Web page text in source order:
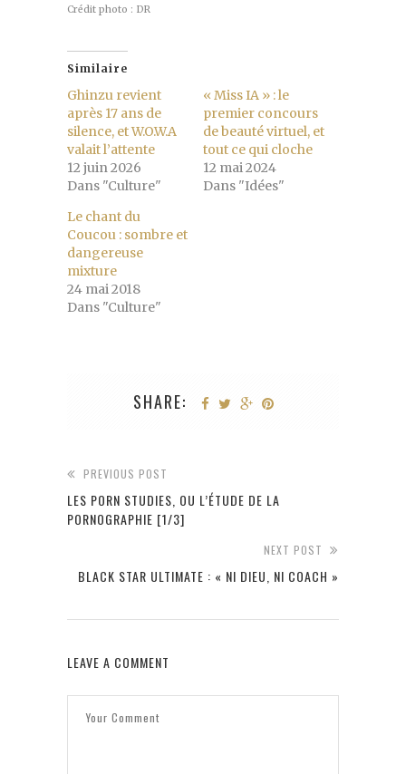
Crédit photo : DR
Similaire
Ghinzu revient
après 17 ans de
silence, et W.O.W.A
valait l’attente
12 juin 2026
Dans "Culture"
« Miss IA » : le
premier concours
de beauté virtuel, et
tout ce qui cloche
12 mai 2024
Dans "Idées"
Le chant du
Coucou : sombre et
dangereuse
mixture
24 mai 2018
Dans "Culture"
SHARE:
PREVIOUS POST
LES PORN STUDIES, OU L’ÉTUDE DE LA
PORNOGRAPHIE [1/3]
NEXT POST
BLACK STAR ULTIMATE : « NI DIEU, NI COACH »
LEAVE A COMMENT